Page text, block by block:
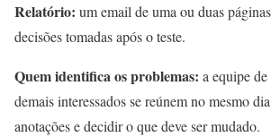
Relatório: um email de uma ou duas
decisões tomadas após o teste.
Quem identifica os problemas: a equipe
demais interessados se reúnem no mesmo
anotações e decidir o que deve ser mudado.